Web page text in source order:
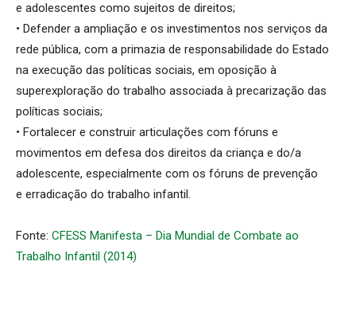
e adolescentes como sujeitos de direitos;
• Defender a ampliação e os investimentos nos serviços da
rede pública, com a primazia de responsabilidade do Estado
na execução das políticas sociais, em oposição à
superexploração do trabalho associada à precarização das
políticas sociais;
• Fortalecer e construir articulações com fóruns e
movimentos em defesa dos direitos da criança e do/a
adolescente, especialmente com os fóruns de prevenção
e erradicação do trabalho infantil.
Fonte: CFESS Manifesta – Dia Mundial de Combate ao
Trabalho Infantil (2014)